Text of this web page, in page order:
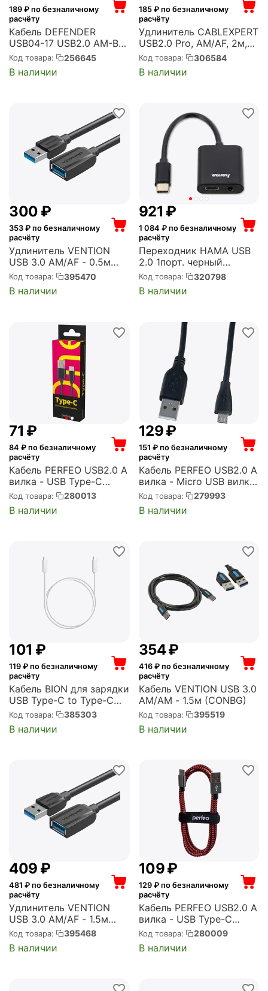
189 ₽ по безналичному
расчёту
Кабель DEFENDER
USB04-17 USB2.0 AM-BM,
5.0м (83765)
Код товара: 256645
В наличии
185₽ по безналичному
расчёту
Удлинитель CABLEXPERT
USB2.0 Pro, AM/AF, 2м,
экран, 2 феррит.кольца,
прозрачный (CCF-USB2-
AMAF-TR-2M)
Код товара: 306584
В наличии
‍300‍ ₽
353 ₽ по безналичному
расчёту
Удлинитель VENTION
USB 3.0 AM/AF - 0.5м
Black Edition (VAS-A45-
B050)
Код товара: 395470
В наличии
‍921‍ ₽
1 084 ₽ по безналичному
расчёту
Переходник HAMA USB
2.0 1порт. черный
(00135748)
Код товара: 320798
В наличии
‍71‍ ₽
84 ₽ по безналичному
расчёту
Кабель PERFEO USB2.0 A
вилка - USB Type-C
вилка, черный, длина 1
м., бокс (U4703)
Код товара: 280013
В наличии
‍129‍₽
151 ₽ по безналичному
расчёту
Кабель PERFEO USB2.0 A
вилка - Micro USB вилка,
длина 5 м. (U4005)
Код товара: 279993
В наличии
‍101‍ ₽
119 ₽ по безналичному
расчёту
Кабель BION для зарядки
USB Type-C to Type-C
(CM/CM), 3A, 60W, 1м,
белый (BXP-CCP-USBC-
CMCM-1M-W)
Код товара: 385303
В наличии
‍354‍₽
416₽ по безналичному
расчёту
Кабель VENTION USB 3.0
AM/AM - 1.5м (CONBG)
Код товара: 395519
В наличии
‍409‍ ₽
481 ₽ по безналичному
расчёту
Удлинитель VENTION
USB 3.0 AM/AF - 1.5м
Black Edition (VAS-A45-
B150)
Код товара: 395468
В наличии
‍109‍₽
129₽ по безналичному
расчёту
Кабель PERFEO USB2.0 A
вилка - USB Type-C
вилка, черно-красный,
длина 1 м. (U4901)
Код товара: 280009
В наличии